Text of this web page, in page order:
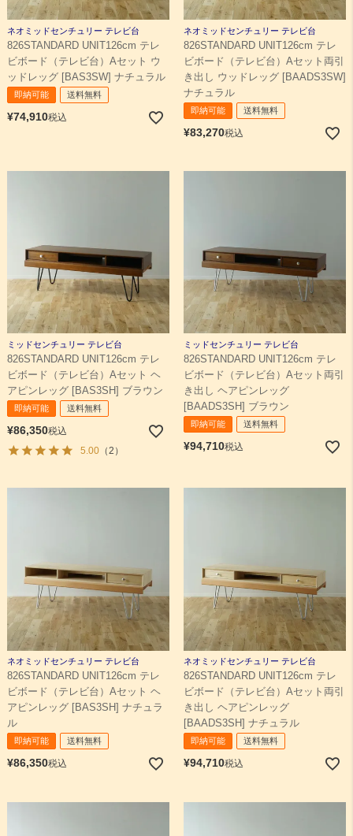
ネオミッドセンチュリー テレビ台
826STANDARD UNIT126cm テレ
ビボード（テレビ台）Aセット ウ
ッドレッグ [BAS3SW] ナチュラル
即納可能 送料無料
¥74,910税込
ネオミッドセンチュリー テレビ台
826STANDARD UNIT126cm テレ
ビボード（テレビ台）Aセット両引
き出し ウッドレッグ [BAADS3SW]
ナチュラル
即納可能 送料無料
¥83,270税込
ミッドセンチュリー テレビ台
826STANDARD UNIT126cm テレ
ビボード（テレビ台）Aセット ヘ
アピンレッグ [BAS3SH] ブラウン
即納可能 送料無料
¥86,350税込
5.00（2）
ミッドセンチュリー テレビ台
826STANDARD UNIT126cm テレ
ビボード（テレビ台）Aセット両引
き出し ヘアピンレッグ
[BAADS3SH] ブラウン
即納可能 送料無料
¥94,710税込
ネオミッドセンチュリー テレビ台
826STANDARD UNIT126cm テレ
ビボード（テレビ台）Aセット ヘ
アピンレッグ [BAS3SH] ナチュラ
ル
即納可能 送料無料
¥86,350税込
ネオミッドセンチュリー テレビ台
826STANDARD UNIT126cm テレ
ビボード（テレビ台）Aセット両引
き出し ヘアピンレッグ
[BAADS3SH] ナチュラル
即納可能 送料無料
¥94,710税込